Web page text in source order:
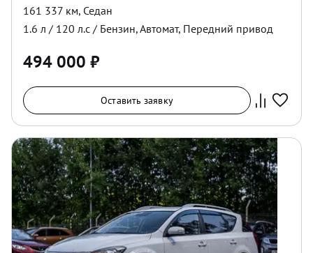
161 337 км, Седан
1.6 л / 120 л.с / Бензин,Автомат, Передний привод
494 000 ₽
Оставить заявку